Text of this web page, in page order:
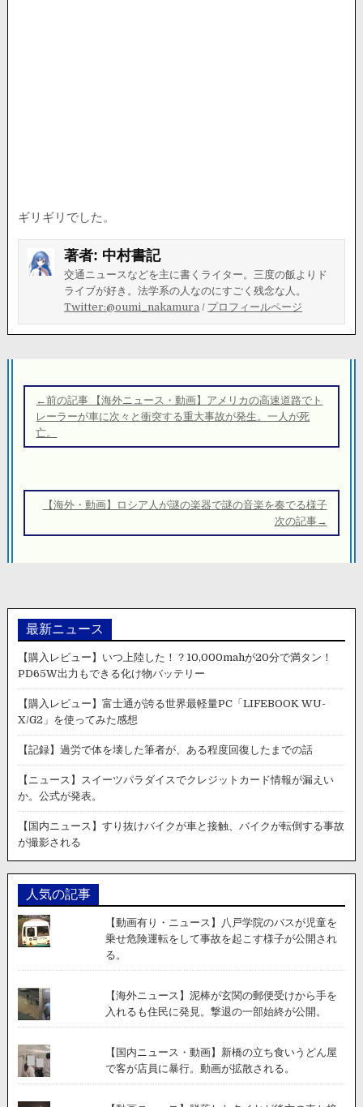
ギリギリでした。
著者: 中村書記
交通ニュースなどを主に書くライター。三度の飯よりド
ライブが好き。法学系の人なのにすごく残念な人。
Twitter:@oumi_nakamura / プロフィールページ
稿
ナ
ビ
ー
シ
ョ
←前の記事 【海外ニュース・動画】アメリカの高速道路でト
レーラーが車に次々と衝突する重大事故が発生。一人が死
亡。
【海外・動画】ロシア人が謎の楽器で謎の音楽を奏でる様子
次の記事→
最新ニュース
【購入レビュー】いつ上陸した！？10,000mahが20分で満タン！
PD65W出力もできる化け物バッテリー
【購入レビュー】富士通が誇る世界最軽量PC「LIFEBOOK WU-
X/G2」を使ってみた感想
【記録】過労で体を壊した筆者が、ある程度回復したまでの話
【ニュース】スイーツパラダイスでクレジットカード情報が漏えい
か。公式が発表。
【国内ニュース】すり抜けバイクが車と接触、バイクが転倒する事故
が撮影される
人気の記事
【動画有り・ニュース】八戸学院のバスが児童を
乗せ危険運転をして事故を起こす様子が公開され
る。
【海外ニュース】泥棒が玄関の郵便受けから手を
入れるも住民に発見。撃退の一部始終が公開。
【国内ニュース・動画】新橋の立ち食いうどん屋
で客が店員に暴行。動画が拡散される。